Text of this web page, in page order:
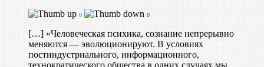
0 0
[…] «Человеческая психика, сознание непрерывно
меняются — эволюционируют. В условиях
постиндустриального, информационного,
технократического общества в одних случаях мы